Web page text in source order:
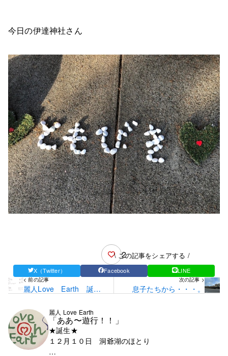
今日の伊達神社さん
2
\ この記事をシェアする /
X（Twitter） Facebook LINE
< 前の記事
麗人Love Earth 誕
生 16年
次の記事 >
息子たちから・・・。
麗人 Love Earth
「ああ〜遊行！！」
★誕生★
１２月１０日 洞爺湖のほとり